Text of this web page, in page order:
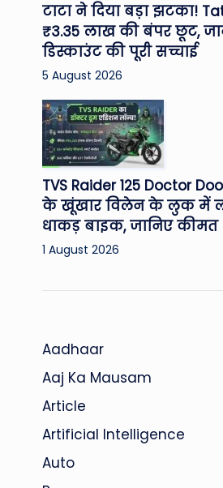
टाटा ने दिया बड़ा झटका!
₹3.35 लाख की बंपर छूट,
डिस्काउंट की पूरी सच्चाई
5 August 2026
TVS Raider 125 Doctor
के खूंखार विलेन के लुक में
धाकड़ बाइक, जानिए कीमत
1 August 2026
Aadhaar
Aaj Ka Mausam
Article
Artificial Intelligence
Auto